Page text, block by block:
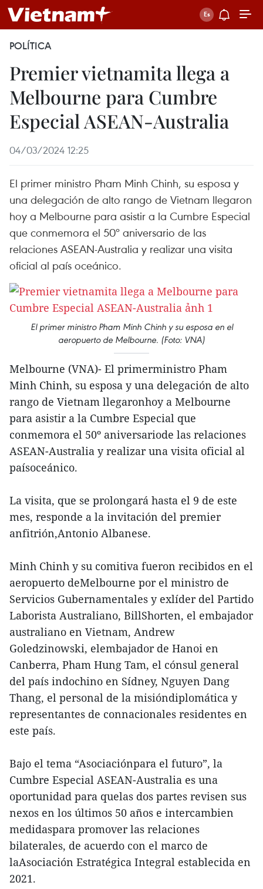
POLÍTICA
Premier vietnamita llega a
Melbourne para Cumbre
Especial ASEAN-Australia
04/03/2024 12:25
El primer ministro Pham Minh Chinh, su esposa y
una delegación de alto rango de Vietnam llegaron
hoy a Melbourne para asistir a la Cumbre Especial
que conmemora el 50º aniversario de las
relaciones ASEAN-Australia y realizar una visita
oficial al país oceánico.
El primer ministro Pham Minh Chinh y su esposa en el
aeropuerto de Melbourne. (Foto: VNA)
Melbourne (VNA)- El primerministro Pham
Minh Chinh, su esposa y una delegación de alto
rango de Vietnam llegaronhoy a Melbourne
para asistir a la Cumbre Especial que
conmemora el 50º aniversariode las relaciones
ASEAN-Australia y realizar una visita oficial al
paísoceánico.
La visita, que se prolongará hasta el 9 de este
mes, responde a la invitación del premier
anfitrión,Antonio Albanese.
Minh Chinh y su comitiva fueron recibidos en el
aeropuerto deMelbourne por el ministro de
Servicios Gubernamentales y exlíder del Partido
Laborista Australiano, BillShorten, el embajador
australiano en Vietnam, Andrew
Goledzinowski, elembajador de Hanoi en
Canberra, Pham Hung Tam, el cónsul general
del país indochino en Sídney, Nguyen Dang
Thang, el personal de la misióndiplomática y
representantes de connacionales residentes en
este país.
Bajo el tema “Asociaciónpara el futuro”, la
Cumbre Especial ASEAN-Australia es una
oportunidad para quelas dos partes revisen sus
nexos en los últimos 50 años e intercambien
medidaspara promover las relaciones
bilaterales, de acuerdo con el marco de
laAsociación Estratégica Integral establecida en
2021.